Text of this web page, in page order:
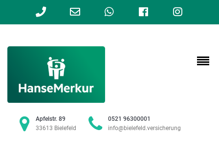
Apfelstr. 89
33613 Bielefeld
0521 96300001
info@bielefeld.versicherung
Phone
calling
Email
WhatsAppFacebook